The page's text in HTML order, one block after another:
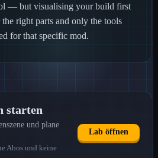
— but visualising your build first
right parts and only the tools
for that specific mod.
starten
und plane
Abos und keine
Lab öffnen